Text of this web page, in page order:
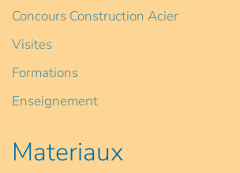
Concours Construction Acier
Visites
Formations
Enseignement
Materiaux